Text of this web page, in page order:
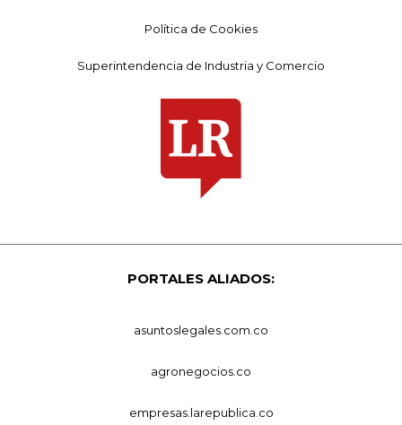
Política de Cookies
Superintendencia de Industria y Comercio
PORTALES ALIADOS:
asuntoslegales.com.co
agronegocios.co
empresas.larepublica.co